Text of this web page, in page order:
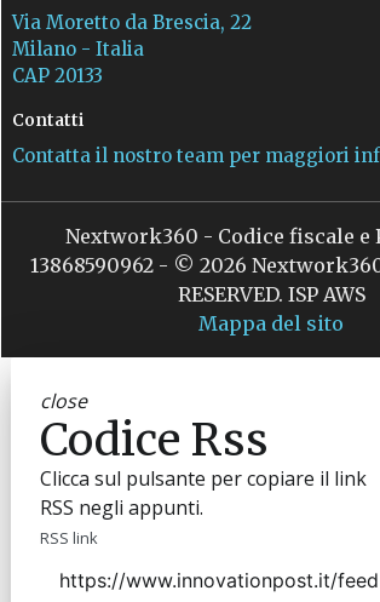
Via Moretto da Brescia, 22
Milano - Italia
CAP 20133
Contatti
Contatta il nostro team per maggiori
Nextwork360 - Codice fiscale e
13868590962 - © 2026
RESERVED. ISP AWS
Mappa del sito
close
Codice Rss
Clicca sul pulsante per copiare il link
RSS negli appunti.
RSS link